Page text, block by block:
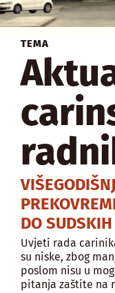
TEMA
DO
Uvjeti rada
su niske, zbog
poslom nisu u
pitanja zaštite na